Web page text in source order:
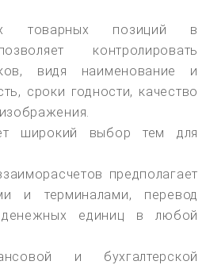
товарных позиций в
контролировать
видя наименование и
сроки годности, качество
широкий выбор тем для
предполагает
и терминалами, перевод
единиц в любой
и бухгалтерской